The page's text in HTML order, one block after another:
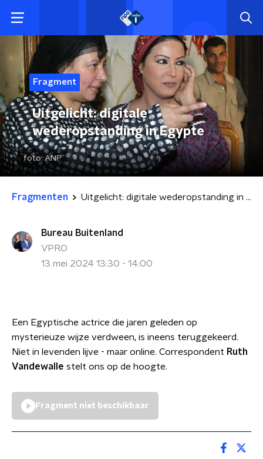
Fragment
Uitgelicht: digitale
wederopstanding in Egypte
foto:ANP
Fragmenten Uitgelicht: digitale wederopstanding in Egypte
Bureau Buitenland
VPRO
13 mei 2024 13:30 - 14:00
Een Egyptische actrice die jaren geleden op
mysterieuze wijze verdween, is ineens teruggekeerd.
Niet in levenden lijve - maar online. Correspondent Ruth
Vandewalle stelt ons op de hoogte.
Fragment niet beschikbaar